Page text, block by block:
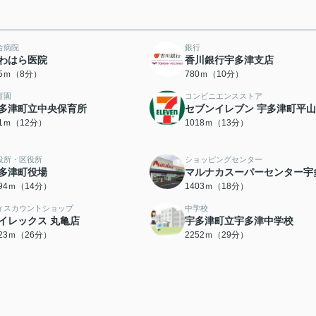
病院
はら医院
（8分）
銀行
香川銀行宇多津支店
780ｍ（10分）
園
津町立中央保育所
（12分）
コンビニエンスストア
セブンイレブン 宇多津町平
1018ｍ（13分）
所・区役所
津町役場
ｍ（14分）
ショッピングセンター
マルナカスーパーセンター宇
1403ｍ（18分）
スカウントショップ
レックス 丸亀店
ｍ（26分）
中学校
宇多津町立宇多津中学校
2252ｍ（29分）